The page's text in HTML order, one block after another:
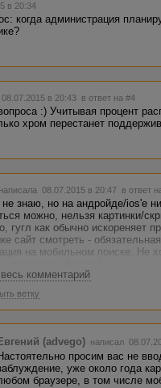
в 20:34
когда администрация
в 20:43 в ответ на #4
:) Учитывая процент
хром перестанет
написала 08.07.2015 в 20:47 в ответ
знаю, но на андройде/ios'е
можно, нельзя картинки/
гугл как обычно искореняет
сайт смотреть -
на мобильном поиске. Не
комментарий
ветку
Евгений (advego) написал
просим вас не
уже около года
браузере, в том числе